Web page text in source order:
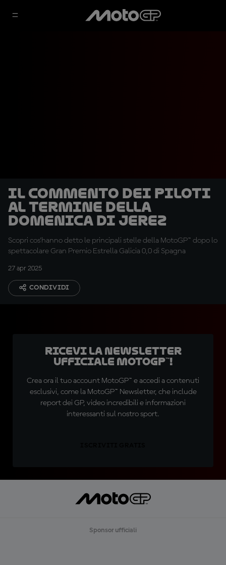
Il commento dei piloti
al termine della
domenica di Jerez
Scopri cos'hanno detto le principali stelle della MotoGP™ dopo lo
spettacolare Gran Premio Estrella Galicia 0,0 di Spagna
27 apr 2025
CONDIVIDI
Ricevi la newsletter
ufficiale MotoGP™!
Crea ora il tuo account MotoGP™ e accedi a contenuti
esclusivi, come la MotoGP™ Newsletter, che include
report dei GP, video incredibili e informazioni
interessanti sul nostro sport.
Sponsor ufficiali